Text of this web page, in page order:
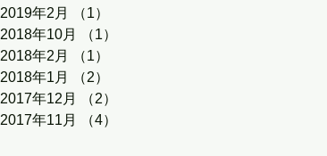
2019年2月
（1）
2018年10月
（1）
2018年2月
（1）
2018年1月
（2）
2017年12月
（2）
2017年11月
（4）